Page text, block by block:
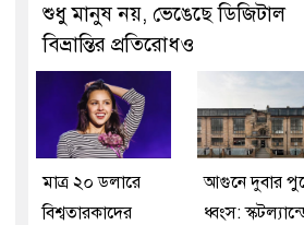
শুধু মানুষ নয়, ভেঙেছে ডিজিটাল
বিভ্রান্তির প্রতিরোধও
মাত্র ২০ ডলারে
বিশ্বতারকাদের
আগুনে দুবার
ধ্বংস: